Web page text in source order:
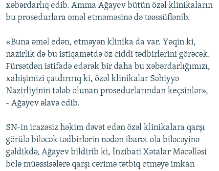
xəbərdarlıq edib. Amma Ağayev bütün özəl klinikaların
bu prosedurlara əməl etməməsinə də təəssüflənib.
«Buna əməl edən, etməyən klinika da var. Yəqin ki,
nazirlik də bu istiqamətdə öz ciddi tədbirlərini görəcək.
Fürsətdən istifadə edərək bir daha bu xəbərdarlığımızı,
xahişimizi çatdırırıq ki, özəl klinikalar Səhiyyə
Nazirliyinin tələb olunan prosedurlarından keçsinlər»,
- Ağayev əlavə edib.
SN-in icazəsiz həkim dəvət edən özəl klinikalara qarşı
görülə biləcək tədbirlərin nədən ibarət ola biləcəyinə
gəldikdə, Ağayev bildirib ki, İnzibati Xətalar Məcəlləsi
belə müəssisələrə qarşı cərimə tətbiq etməyə imkan